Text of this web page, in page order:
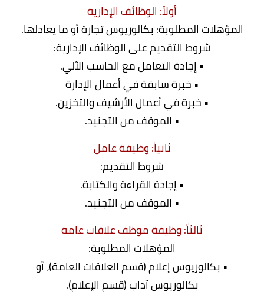
أولاً: الوظائف الإدارية
المؤهلات المطلوبة: بكالوريوس تجارة أو ما يعادلها.
شروط التقديم على الوظائف الإدارية:
• إجادة التعامل مع الحاسب الآلي.
• خبرة سابقة في أعمال الإدارة
• خبرة في أعمال الأرشيف والتخزين.
• الموقف من التجنيد.
ثانياً: وظيفة عامل
شروط التقديم:
• إجادة القراءة والكتابة.
• الموقف من التجنيد.
ثالثاً: وظيفة موظف علاقات عامة
المؤهلات المطلوبة:
• بكالوريوس إعلام (قسم العلاقات العامة)، أو
بكالوريوس آداب (قسم الإعلام).